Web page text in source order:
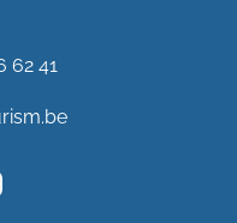
62 41